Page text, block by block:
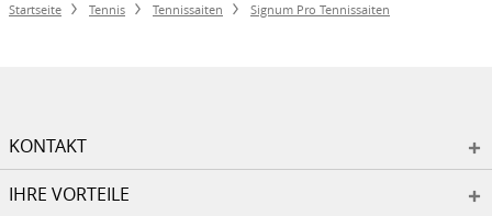
Startseite Tennis Tennissaiten Signum Pro Tennissaiten
KONTAKT
IHRE VORTEILE